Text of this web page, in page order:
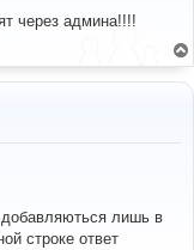
через админа!!!!
лишь в
строке ответ